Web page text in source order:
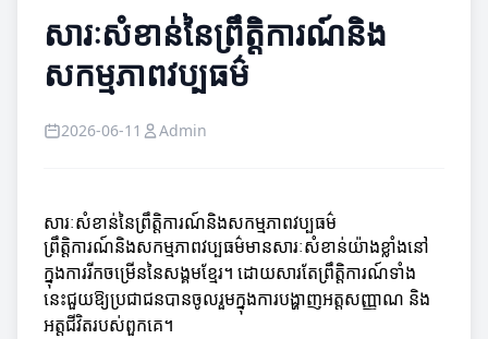
សារៈសំខាន់នៃព្រឹត្តិការណ៍និង
សកម្មភាពវប្បធម៌
2026-06-11 Admin
សារៈសំខាន់នៃព្រឹត្តិការណ៍និងសកម្មភាពវប្បធម៌
ព្រឹត្តិការណ៍និងសកម្មភាពវប្បធម៌មានសារៈសំខាន់យ៉ាងខ្លាំងនៅ
ក្នុងការរីកចម្រើននៃសង្គមខ្មែរ។ ដោយសារតែព្រឹត្តិការណ៍ទាំង
នេះជួយឱ្យប្រជាជនបានចូលរួមក្នុងការបង្ហាញអត្តសញ្ញាណ និង
អត្តជីវិតរបស់ពួកគេ។